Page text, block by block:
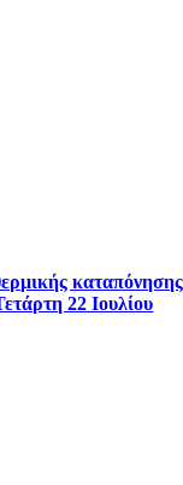
καταπόνησης
22 Ιουλίου